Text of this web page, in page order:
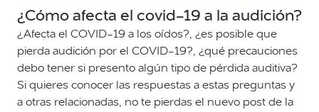
¿Cómo afecta el covid-19 a la audición?
¿Afecta el COVID-19 a los oídos?, ¿es posible que
pierda audición por el COVID-19?, ¿qué precauciones
debo tener si presento algún tipo de pérdida auditiva?
Si quieres conocer las respuestas a estas preguntas y
a otras relacionadas, no te pierdas el nuevo post de la